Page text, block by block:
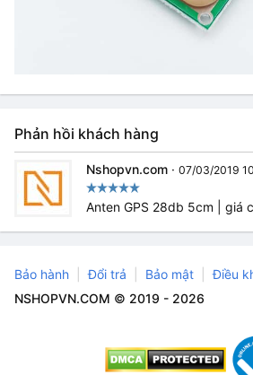
Phản hồi khách hàng
Nshopvn.com · 07/03/2019
Anten GPS 28db 5cm | giá
Bảo hành Đổi trả Bảo mật
Điều
NSHOPVN.COM © 2019 - 2026